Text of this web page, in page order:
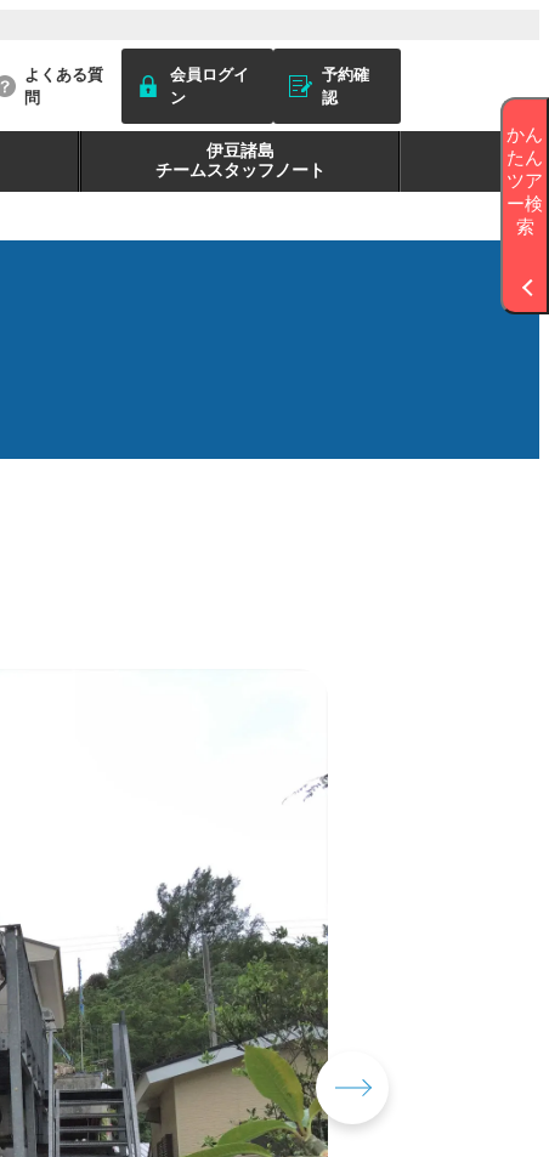
よくある質
問
会員ログイ
ン
予約確
認
伊豆諸島
チームスタッフノート
かん
たん
ツア
ー検
索